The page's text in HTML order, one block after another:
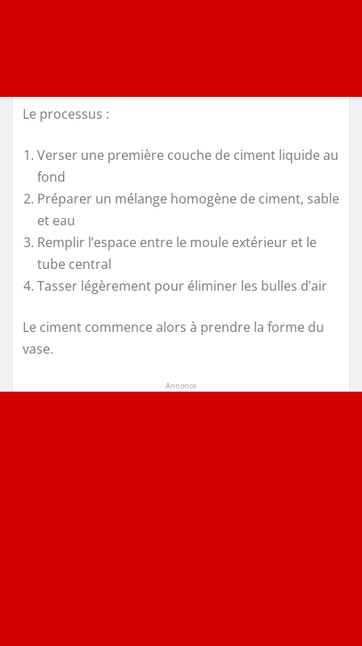
Le processus :
Verser une première couche de ciment liquide au
fond
Préparer un mélange homogène de ciment, sable
et eau
Remplir l’espace entre le moule extérieur et le
tube central
Tasser légèrement pour éliminer les bulles d’air
Le ciment commence alors à prendre la forme du
vase.
Annonce